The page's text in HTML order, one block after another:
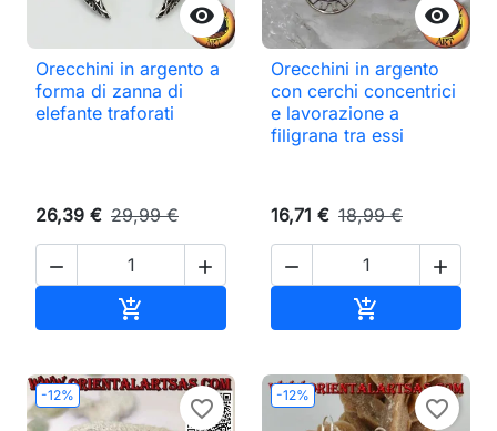

Orecchini in argento a
forma di zanna di
elefante traforati
26,39 € 29,99 €
 


Orecchini in argento
con cerchi concentrici
e lavorazione a
filigrana tra essi
16,71 € 18,99 €
 

-12%
favorite_border
-12%
favorite_border